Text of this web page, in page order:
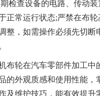
检查设备的电路、传动
正常运行状态;严禁在布
整，如需操作必须先切断
轮在汽车零部件加工中
的外观质感和使用性能，
及维护技巧，能有效提升